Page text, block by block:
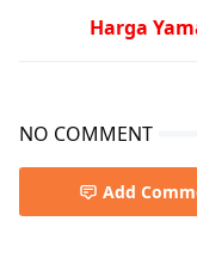
Harga
NO COMMENT
Add